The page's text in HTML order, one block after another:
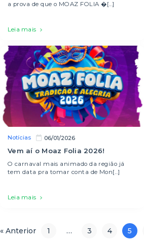
a prova de que o MOAZ FOLIA �[...]
Leia mais
Notícias 06/01/2026
Vem aí o Moaz Folia 2026!
O carnaval mais animado da região já
tem data pra tomar conta de Mon[...]
Leia mais
« Anterior 1 … 3 4 5